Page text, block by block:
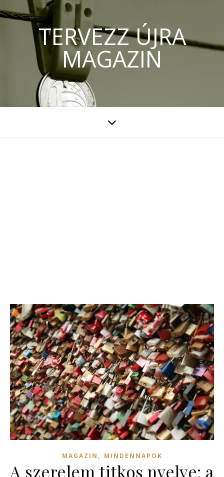
TERVEZZ ÚJRA
MAGAZIN
MAGAZIN , MINDENNAPOK
A szerelem titkos nyelve: a